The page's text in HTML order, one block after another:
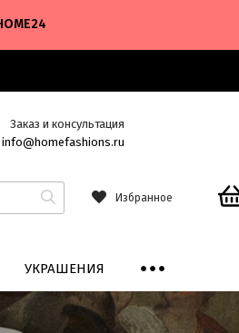
Заказ и консультация
info@homefashions.ru
Избранное
УКРАШЕНИЯ